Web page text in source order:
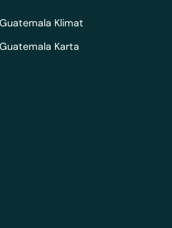
Guatemala Klimat
Guatemala Karta